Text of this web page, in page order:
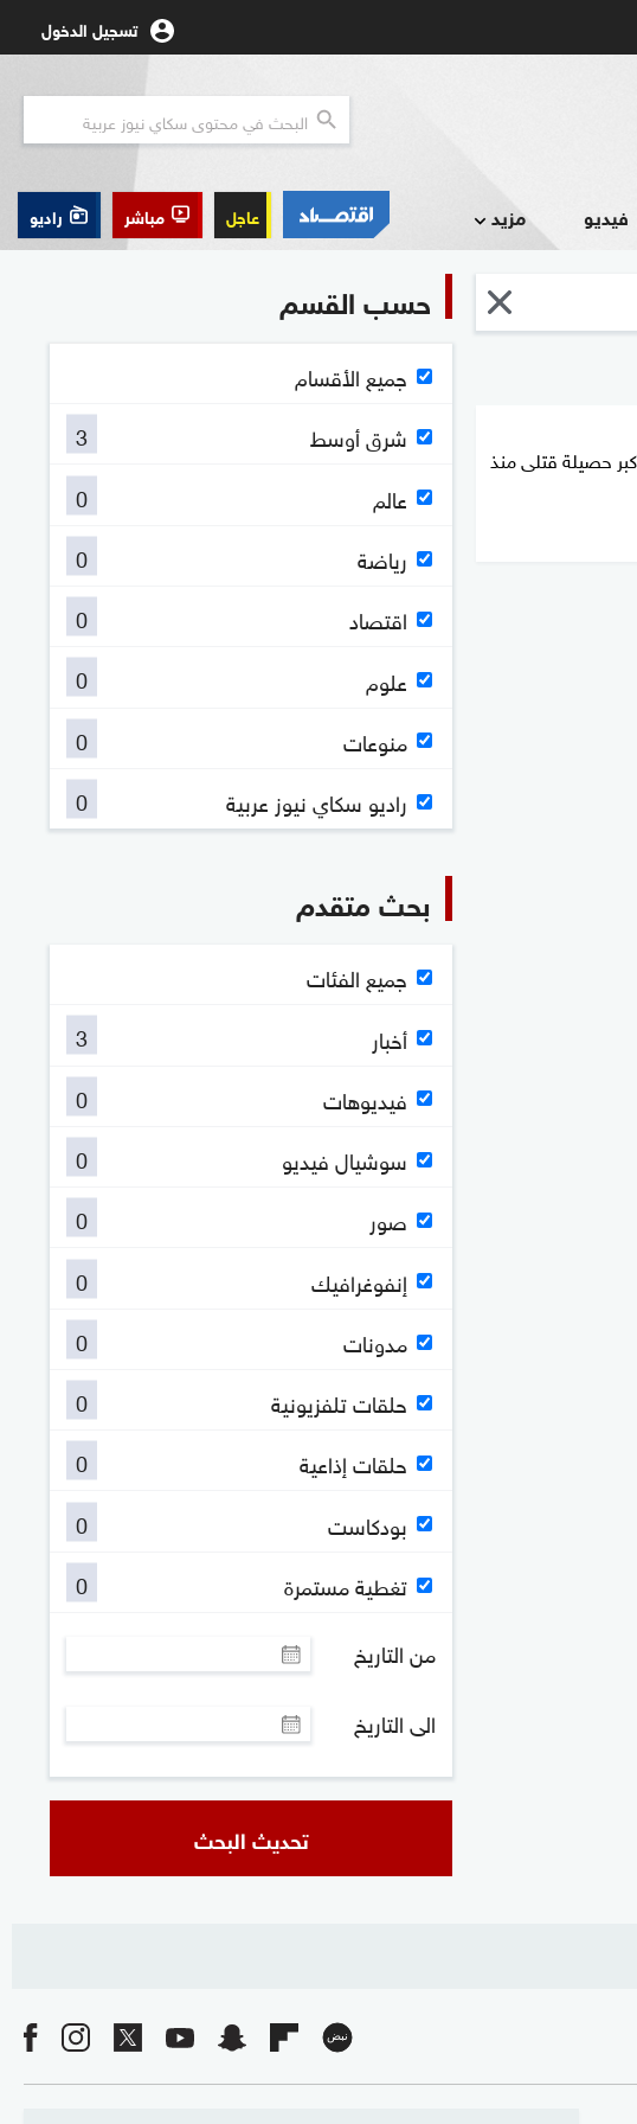
تسجيل الدخول
فيديو مزيد عاجل مباشر راديو
حصيلة قتلى منذ
حسب القسم
جميع الأقسام
شرق أوسط
3
عالم
0
رياضة
0
اقتصاد
0
علوم
0
منوعات
0
راديو سكاي نيوز عربية
0
بحث متقدم
جميع الفئات
أخبار
3
فيديوهات
0
سوشيال فيديو
0
صور
0
إنفوغرافيك
0
مدونات
0
حلقات تلفزيونية
0
حلقات إذاعية
0
بودكاست
0
تغطية مستمرة
0
من التاريخ
الى التاريخ
تحديث البحث